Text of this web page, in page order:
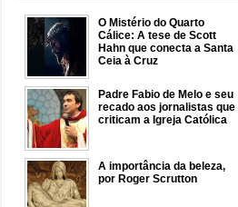
O Mistério do Quarto
Cálice: A tese de Scott
Hahn que conecta a Santa
Ceia à Cruz
Padre Fabio de Melo e seu
recado aos jornalistas que
criticam a Igreja Católica
A importância da beleza,
por Roger Scrutton